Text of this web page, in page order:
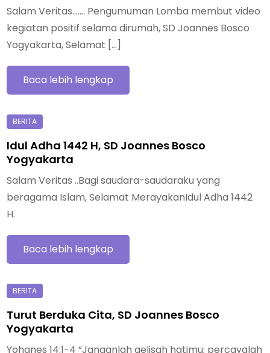
Salam Veritas……. Pengumuman Lomba membut video
kegiatan positif selama dirumah, SD Joannes Bosco
Yogyakarta, Selamat […]
Baca lebih lengkap
Idul Adha 1442 H, SD Joannes Bosco
Yogyakarta
Salam Veritas ..Bagi saudara-saudaraku yang
beragama Islam, Selamat MerayakanIdul Adha 1442
H.
Baca lebih lengkap
Turut Berduka Cita, SD Joannes Bosco
Yogyakarta
Yohanes 14:1-4 “Janganlah gelisah hatimu; percayalah